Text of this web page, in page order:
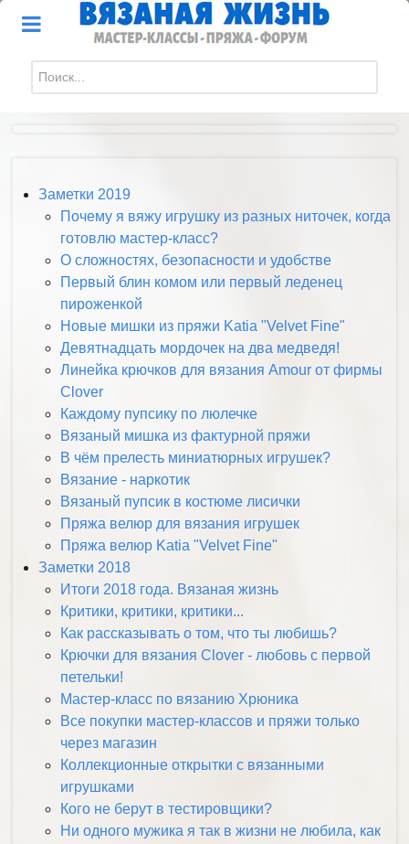
Искать...
Заметки 2019
Почему я вяжу игрушку из разных ниточек, когда
готовлю мастер-класс?
О сложностях, безопасности и удобстве
Первый блин комом или первый леденец
пироженкой
Новые мишки из пряжи Katia "Velvet Fine"
Девятнадцать мордочек на два медведя!
Линейка крючков для вязания Amour от фирмы
Clover
Каждому пупсику по люлечке
Вязаный мишка из фактурной пряжи
В чём прелесть миниатюрных игрушек?
Вязание - наркотик
Вязаный пупсик в костюме лисички
Пряжа велюр для вязания игрушек
Пряжа велюр Katia "Velvet Fine"
Заметки 2018
Итоги 2018 года. Вязаная жизнь
Критики, критики, критики...
Как рассказывать о том, что ты любишь?
Крючки для вязания Clover - любовь с первой
петельки!
Мастер-класс по вязанию Хрюника
Все покупки мастер-классов и пряжи только
через магазин
Коллекционные открытки с вязанными
игрушками
Кого не берут в тестировщики?
Ни одного мужика я так в жизни не любила, как